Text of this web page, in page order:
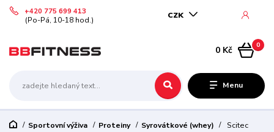
Menu
CZK
+420 775 699 413
(Po-Pá, 10-18 hod.)
0
0 Kč
Sportovní výživa Proteiny Syrovátkové (whey)
Scitec